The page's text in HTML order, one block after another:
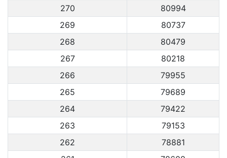
270
80994
269
80737
268
80479
267
80218
266
79955
265
79689
264
79422
263
79153
262
78881